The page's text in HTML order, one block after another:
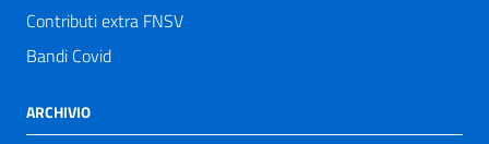
Contributi extra FNSV
Bandi Covid
ARCHIVIO